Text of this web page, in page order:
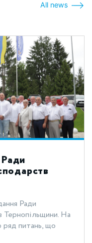
All news
Ради
Тернопільщини. На
ряд питань, що